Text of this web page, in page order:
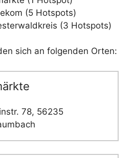
(5 Hotspots)
(3 Hotspots)
sich an folgenden Orten:
78, 56235